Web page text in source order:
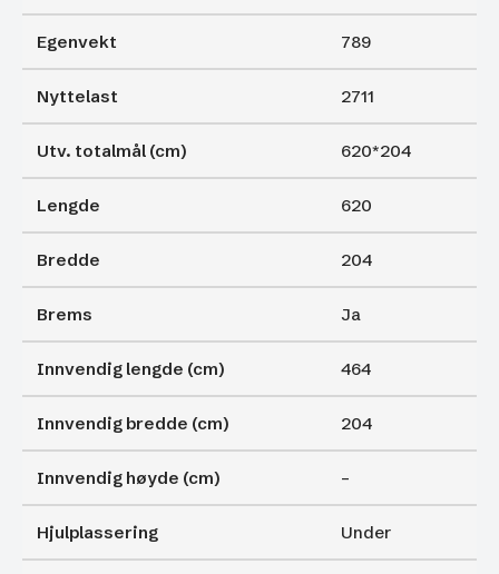
Egenvekt 789
Nyttelast 2711
Utv. totalmål (cm) 620*204
Lengde 620
Bredde 204
Brems Ja
Innvendig lengde (cm) 464
Innvendig bredde (cm) 204
Innvendig høyde (cm) –
Hjulplassering Under